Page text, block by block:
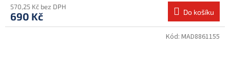
570,25 Kč bez DPH
690 Kč Do košíku
Kód: MAD8861155